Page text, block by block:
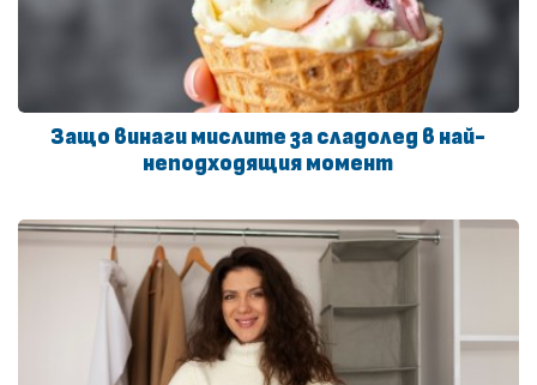
Защо винаги мислите за сладолед в най-
неподходящия момент